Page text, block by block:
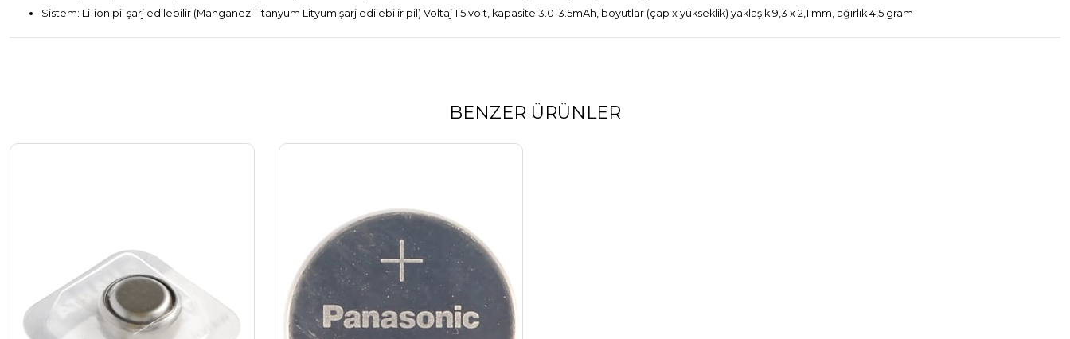
Sistem: Li-ion pil şarj edilebilir (Manganez Titanyum Lityum şarj edilebilir pil) Voltaj 1.5 volt, kapasite 3.0-3.5mAh, boyutlar (çap x yükseklik) yaklaşık 9,3 x 2,1 mm, ağırlık 4,5 gram
BENZER ÜRÜNLER